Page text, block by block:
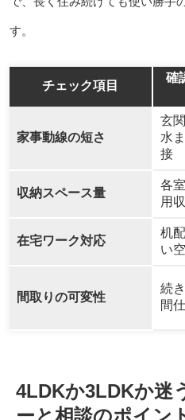
す。
チェック項目
確
家事動線の短さ
玄
水
接
収納スペース量
各
用
在宅ワーク対応
机
い
間取りの可変性
続
間
4LDKか3LDKか迷
ーと相談のポイン